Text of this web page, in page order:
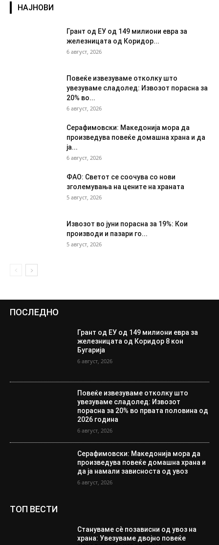
НАЈНОВИ
Грант од ЕУ од 149 милиони евра за
железницата од Коридор...
6 август, 2026
Повеќе извезуваме отколку што
увезуваме сладолед: Извозот порасна за
20% во...
6 август, 2026
Серафимовски: Македонија мора да
произведува повеќе домашна храна и да
ја...
6 август, 2026
ФАО: Светот се соочува со нови
зголемувања на цените на храната
5 август, 2026
Извозот во јуни порасна за 19%: Кои
производи и пазари го...
5 август, 2026
ПОСЛЕДНО
Грант од ЕУ од 149 милиони евра за
железницата од Коридор 8 кон
Бугарија
6 август, 2026
Повеќе извезуваме отколку што
увезуваме сладолед: Извозот
порасна за 20% во првата половина од
2026 година
6 август, 2026
Серафимовски: Македонија мора да
произведува повеќе домашна храна и
да ја намали зависноста од увоз
6 август, 2026
ТОП ВЕСТИ
Стануваме сè позависни од увоз на
храна: Увезуваме двојно повеќе